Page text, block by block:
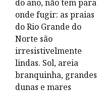
do ano, não tem para
onde fugir: as praias
do Rio Grande do
Norte são
irresistivelmente
lindas. Sol, areia
branquinha, grandes
dunas e mares